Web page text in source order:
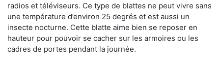
radios et téléviseurs. Ce type de blattes ne peut vivre sans
une température d’environ 25 degrés et est aussi un
insecte nocturne. Cette blatte aime bien se reposer en
hauteur pour pouvoir se cacher sur les armoires ou les
cadres de portes pendant la journée.